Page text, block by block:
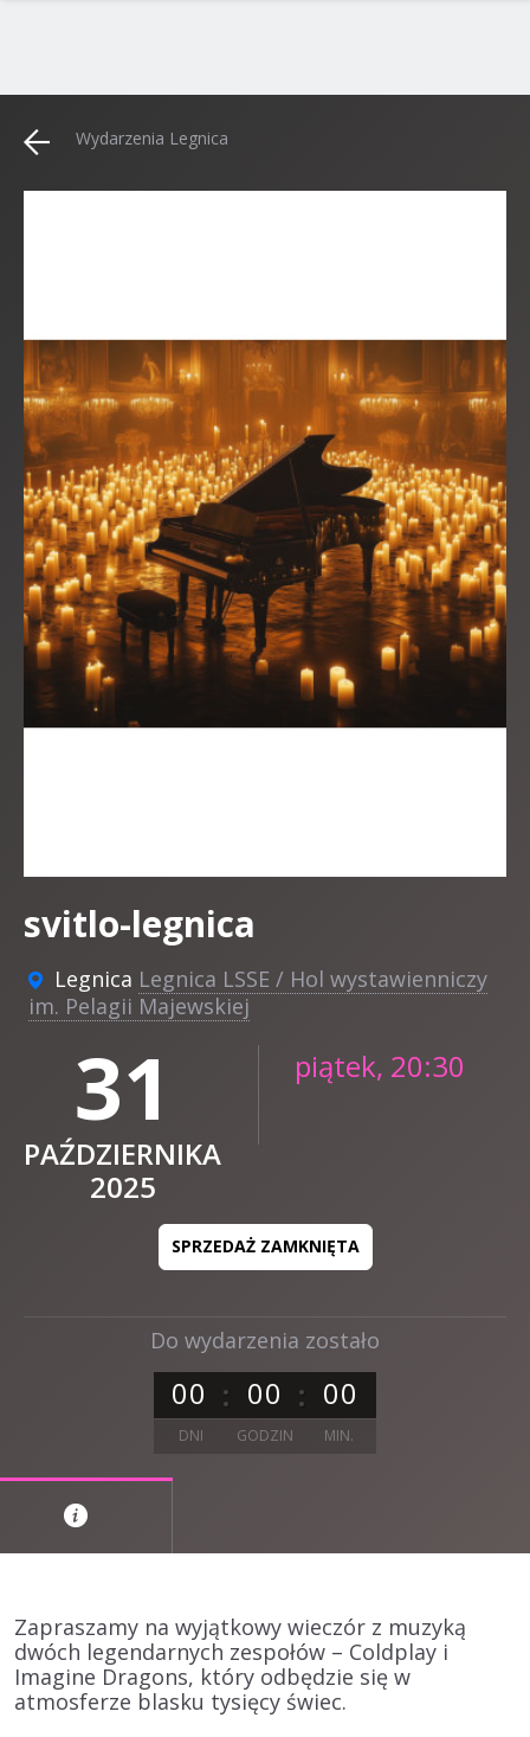
Wydarzenia Legnica
Do wydarzenia zostało
00 00 00
DNI GODZIN MIN.
svitlo-legnica
Legnica Legnica LSSE / Hol wystawienniczy
im. Pelagii Majewskiej
31
PAŹDZIERNIKA
2025
piątek, 20:30
SPRZEDAŻ ZAMKNIĘTA
Zapraszamy na wyjątkowy wieczór z muzyką
dwóch legendarnych zespołów – Coldplay i
Imagine Dragons, który odbędzie się w
atmosferze blasku tysięcy świec.